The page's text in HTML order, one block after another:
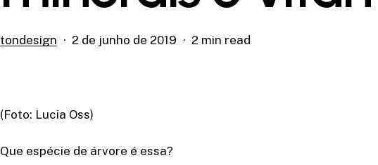
tondesign 2 de junho de 2019 2 min read
(Foto: Lucia Oss)
Que espécie de árvore é essa?